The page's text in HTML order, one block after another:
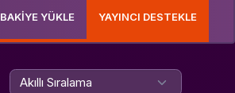
BAKİYE YÜKLE YAYINCI DESTEKLE